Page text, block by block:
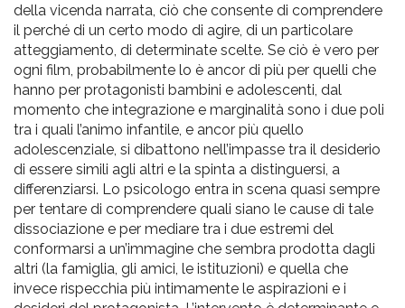
della vicenda narrata, ciò che consente di comprendere
il perché di un certo modo di agire, di un particolare
atteggiamento, di determinate scelte. Se ciò è vero per
ogni film, probabilmente lo è ancor di più per quelli che
hanno per protagonisti bambini e adolescenti, dal
momento che integrazione e marginalità sono i due poli
tra i quali l’animo infantile, e ancor più quello
adolescenziale, si dibattono nell’impasse tra il desiderio
di essere simili agli altri e la spinta a distinguersi, a
differenziarsi. Lo psicologo entra in scena quasi sempre
per tentare di comprendere quali siano le cause di tale
dissociazione e per mediare tra i due estremi del
conformarsi a un’immagine che sembra prodotta dagli
altri (la famiglia, gli amici, le istituzioni) e quella che
invece rispecchia più intimamente le aspirazioni e i